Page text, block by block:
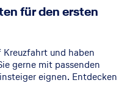
für den ersten
und haben
gerne mit passenden
eignen. Entdecken